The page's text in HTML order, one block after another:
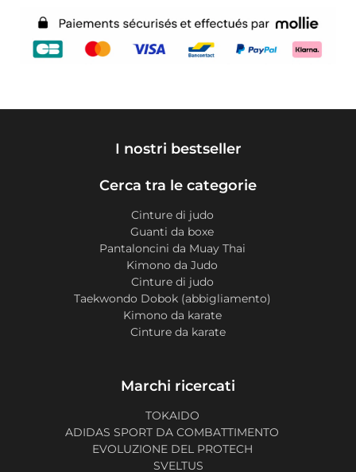
I nostri bestseller
Cerca tra le categorie
Cinture di judo
Guanti da boxe
Pantaloncini da Muay Thai
Kimono da Judo
Cinture di judo
Taekwondo Dobok (abbigliamento)
Kimono da karate
Cinture da karate
Marchi ricercati
TOKAIDO
ADIDAS SPORT DA COMBATTIMENTO
EVOLUZIONE DEL PROTECH
SVELTUS